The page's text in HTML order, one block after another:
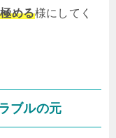
める様にしてく
ブルの元